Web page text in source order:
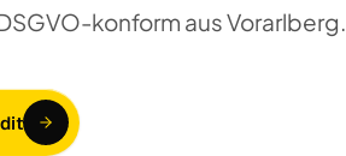
konform aus Vorarlberg.